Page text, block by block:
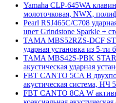
Yamaha CLP-645WA
молоточковая, NWX,
Pearl RSJ465C/C708
цвет Grindstone Sparkle +
TAMA MBS52RZS-DCF
ударная установка из 5-ти
TAMA MBS42S-PBK
акустическая ударная
FBT CANTO 5CA B
акустическая система,
FBT CANTO 8CA W